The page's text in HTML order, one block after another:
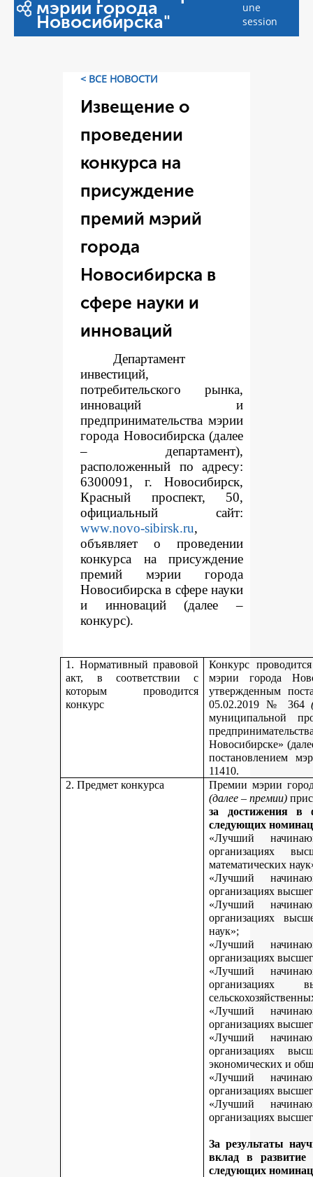
мэрии города
Новосибирска"
une
session
< ВСЕ НОВОСТИ
Извещение о
проведении
конкурса на
присуждение
премий мэрий
города
Новосибирска в
сфере науки и
инноваций
Департамент
инвестиций,
потребительского рынка,
инноваций и
предпринимательства мэрии
города Новосибирска (далее
– департамент),
расположенный по адресу:
6300091, г. Новосибирск,
Красный проспект, 50,
официальный сайт:
www.novo-sibirsk.ru,
объявляет о проведении
конкурса на присуждение
премий мэрии города
Новосибирска в сфере науки
и инноваций (далее –
конкурс).
1. Нормативный правовой
акт, в соответствии с
которым проводится
конкурс
Конкурс
мэрии города
утвержденным
05.02.2019 № 364
муниципальной
Новосибирске»
постановлением
11410.
2. Предмет конкурса
Премии мэрии
(далее – премии)
за достижения в
следующих
«Лучший
организациях
математических
«Лучший
организациях
«Лучший
организациях
наук»;
«Лучший
организациях
«Лучший
организациях
«Лучший
организациях
«Лучший
организациях
экономических и
«Лучший
организациях
«Лучший
организациях
За результаты
вклад в развитие
следующих